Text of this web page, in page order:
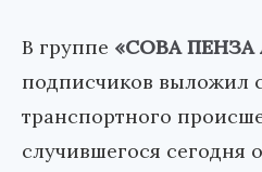
В группе «СОВА ПЕНЗА
подписчиков выложил
транспортного
случившегося сегодня